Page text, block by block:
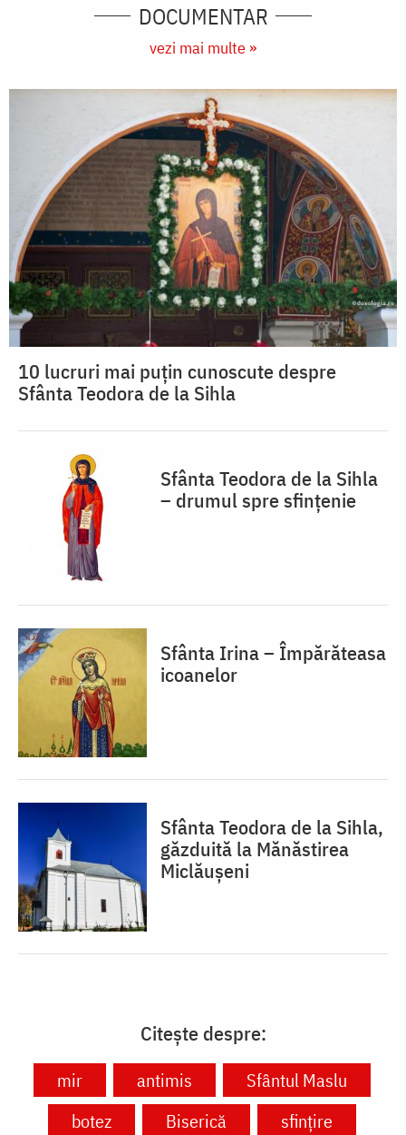
DOCUMENTAR
vezi mai multe »
10 lucruri mai puțin cunoscute despre
Sfânta Teodora de la Sihla
Sfânta Teodora de la Sihla
– drumul spre sfințenie
Sfânta Irina – Împărăteasa
icoanelor
Sfânta Teodora de la Sihla,
găzduită la Mănăstirea
Miclăușeni
Citește despre:
mir antimis
Sfântul Maslu
botez
Biserică
sfinţire